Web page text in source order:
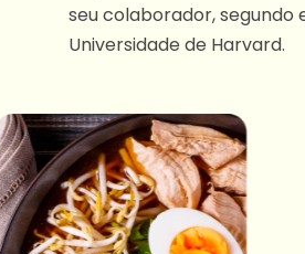
seu colaborador, segundo
Universidade de Harvard.